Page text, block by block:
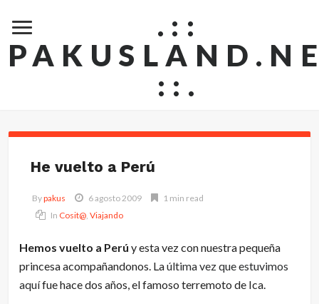
.::
::.
He vuelto a Perú
Bypakus 6 agosto 2009
1 min read
In Cosit@,Viajando
Hemos vuelto a Perú y esta vez con nuestra pequeña
princesa acompañandonos. Laúltima vez que estuvimos
aquífue hace dos años, el famoso terremoto de Ica.